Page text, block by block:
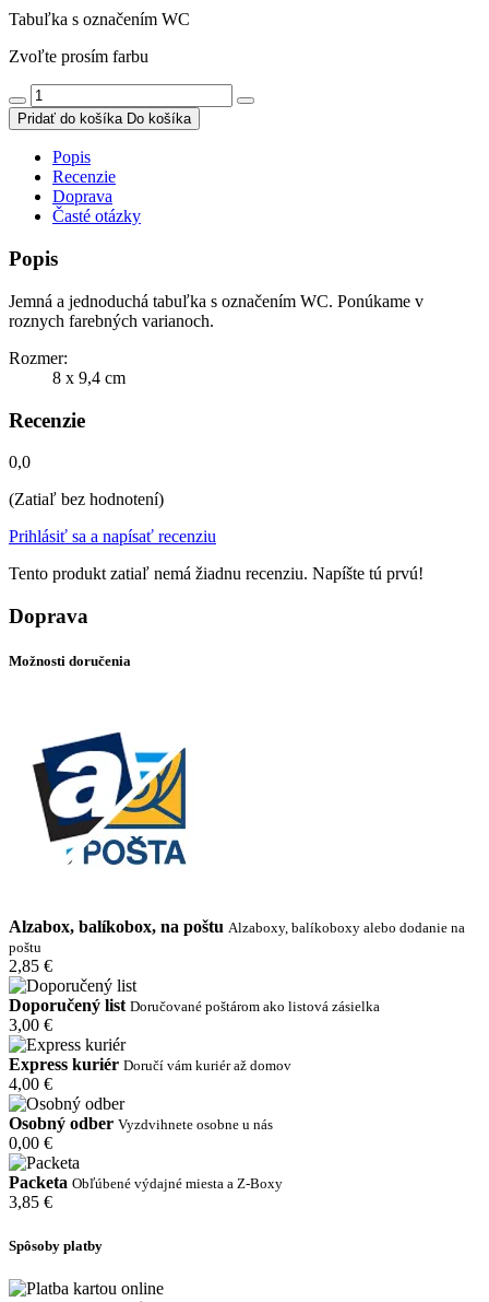
Tabuľka s označením WC
Zvoľte prosím farbu
Pridať do košíka Do košíka
Popis
Recenzie
Doprava
Časté otázky
Popis
Jemná a jednoduchá tabuľka s označením WC. Ponúkame v
roznych farebných varianoch.
Rozmer:
8 x 9,4 cm
Recenzie
0,0
(Zatiaľ bez hodnotení)
Prihlásiť sa a napísať recenziu
Tento produkt zatiaľ nemá žiadnu recenziu. Napíšte tú prvú!
Doprava
Možnosti doručenia
Alzabox, balíkobox, na poštu Alzaboxy, balíkoboxy alebo dodanie na
poštu
2,85 €
Doporučený list Doručované poštárom ako listová zásielka
3,00 €
Express kuriér Doručí vám kuriér až domov
4,00 €
Osobný odber Vyzdvihnete osobne u nás
0,00 €
Packeta Obľúbené výdajné miesta a Z-Boxy
3,85 €
Spôsoby platby